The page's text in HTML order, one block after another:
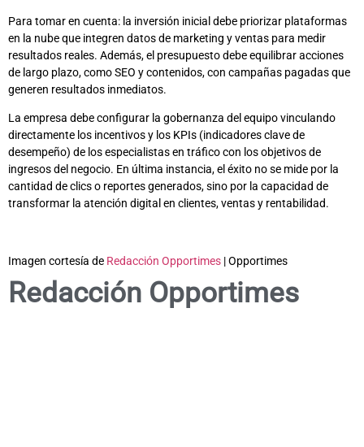
Para tomar en cuenta: la inversión inicial debe priorizar plataformas
en la nube que integren datos de marketing y ventas para medir
resultados reales. Además, el presupuesto debe equilibrar acciones
de largo plazo, como SEO y contenidos, con campañas pagadas que
generen resultados inmediatos.
La empresa debe configurar la gobernanza del equipo vinculando
directamente los incentivos y los KPIs (indicadores clave de
desempeño) de los especialistas en tráfico con los objetivos de
ingresos del negocio. En última instancia, el éxito no se mide por la
cantidad de clics o reportes generados, sino por la capacidad de
transformar la atención digital en clientes, ventas y rentabilidad.
Imagen cortesía de Redacción Opportimes | Opportimes
Redacción Opportimes